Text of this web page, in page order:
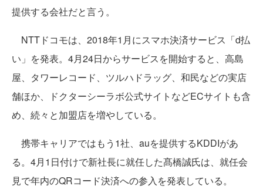
提供する会社だと言う。
NTTドコモは、2018年1月にスマホ決済サービス「d払
い」を発表。4月24日からサービスを開始すると、高島
屋、タワーレコード、ツルハドラッグ、和民などの実店
舗ほか、ドクターシーラボ公式サイトなどECサイトも含
め、続々と加盟店を増やしている。
携帯キャリアではもう1社、auを提供するKDDIがあ
る。4月1日付けで新社長に就任した髙橋誠氏は、就任会
見で年内のQRコード決済への参入を発表している。